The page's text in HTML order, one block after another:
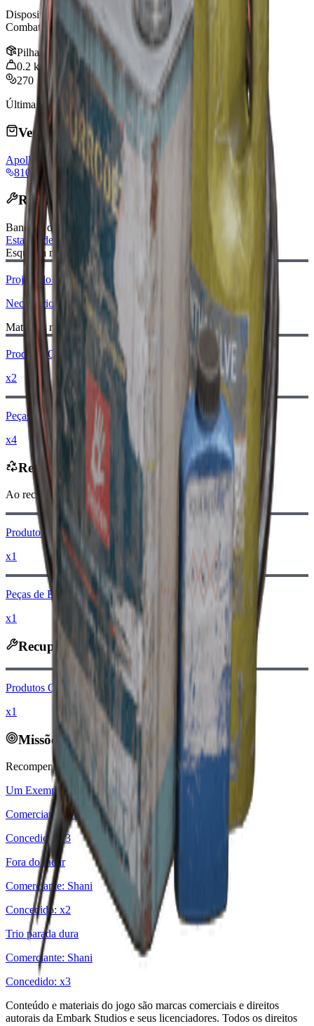
Dispositivo portátil que lança um sinalizador de socorro de
Combatente ao ser acionado manualmente.
Pilha:
3
0.2 kg
270
Última atualização
Mar 22, 2026
Vendido por Comerciantes
Apollo
vendorLevel
810 Coins
Receita de fabricação
Bancada de fabricação :
Estação de Utilidades
Esquema necessário:
Projeto do Sinalizador de Combatente Remoto
Necessário
Materiais necessários:
Produtos Químicos
x2
Peças de Borracha
x4
Reciclado em
Ao reciclar, você receberá Moedas raider
Produtos Químicos
x1
Peças de Borracha
x1
Recuperado em
Produtos Químicos
x1
Missões relacionadas
Recompensado por:
Um Exemplar Perfeito
Comerciante :
Shani
Concedido : x3
Fora do radar
Comerciante: Shani
Concedido: x2
Trio parada dura
Comerciante: Shani
Concedido: x3
Conteúdo e materiais do jogo são marcas comerciais e direitos
autorais da Embark Studios e seus licenciadores. Todos os direitos